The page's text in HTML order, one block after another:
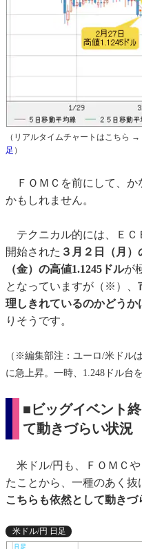
（リアルタイムチャートはこちら →
足 ）
ＦＯＭＣを前にして、か
かもしれません。
テクニカル的には、ＥＣ
開始された ３月２日（月）
（金）の高値1.1245ドルが
となっていますが（※）、
理しきれているのかどう
りそうです。
（※編集部注：ユーロ/米ドル
に急上昇。一時、1.248ドル台
■ビッグイベント
て動きづらい状況
米ドル/円も、ＦＯＭＣ
たことから、一種のあく抜
こちらも依然として動きづ
米ドル/円 日足